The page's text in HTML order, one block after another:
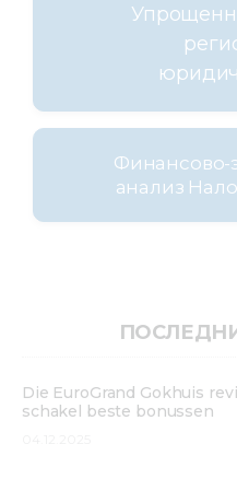
Финансово-
анализ
Die EuroGrand Gokhuis
schakel beste bonussen